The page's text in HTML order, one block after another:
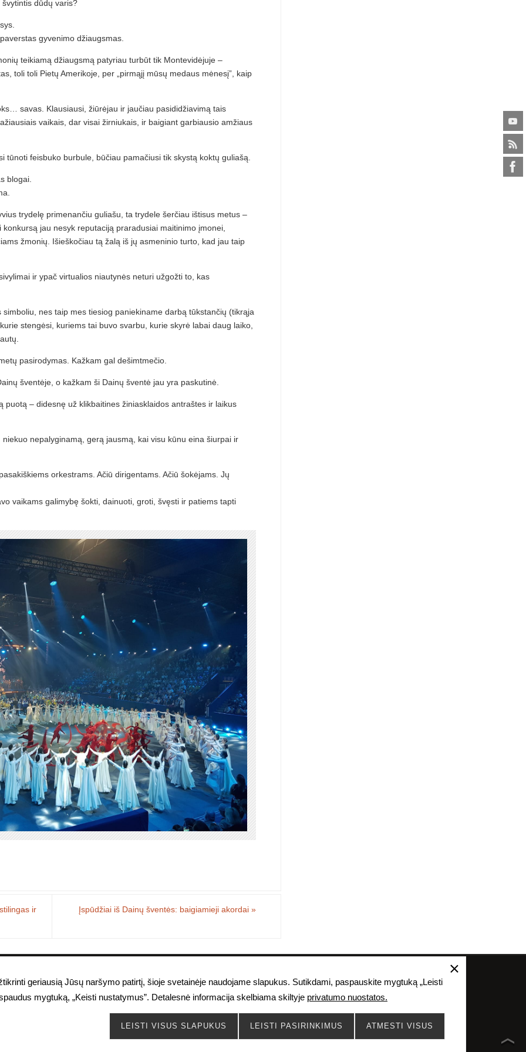
dūdų varis?
gyvenimo džiaugsmas.
teikiamą džiaugsmą patyriau turbūt tik Montevidėjuje –
toli toli Pietų Amerikoje, per „pirmąjį mūsų medaus mėnesį”, kaip
savas. Klausiausi, žiūrėjau ir jaučiau pasididžiavimą tais
vaikais, dar visai žirniukais, ir baigiant garbiausio amžiaus
tūnoti feisbuko burbule, būčiau pamačiusi tik skystą koktų guliašą.
blogai.
trydelę primenančiu guliašu, ta trydele šerčiau ištisus metus –
jau nesyk reputaciją praradusiai maitinimo įmonei,
žmonių. Išieškočiau tą žalą iš jų asmeninio turto, kad jau taip
ir ypač virtualios niautynės neturi užgožti to, kas
nes taip mes tiesiog paniekiname darbą tūkstančių (tikrąja
stengėsi, kuriems tai buvo svarbu, kurie skyrė labai daug laiko,
pasirodymas. Kažkam gal dešimtmečio.
šventėje, o kažkam ši Dainų šventė jau yra paskutinė.
puotą – didesnę už klikbaitines žiniasklaidos antraštes ir laikus
nepalyginamą, gerą jausmą, kai visu kūnu eina šiurpai ir
orkestrams. Ačiū dirigentams. Ačiū šokėjams. Jų
vaikams galimybę šokti, dainuoti, groti, švęsti ir patiems tapti
ir Įspūdžiai iš Dainų šventės: baigiamieji akordai »
geriausią Jūsų naršymo patirtį, šioje svetainėje naudojame slapukus. Sutikdami, paspauskite mygtuką „Leisti
mygtuką, „Keisti nustatymus”. Detalesnė informacija skelbiama skiltyje privatumo nuostatos.
LEISTI VISUS SLAPUKUS LEISTI PASIRINKIMUS ATMESTI VISUS
prieinama atvirai, tiek uždaroms kursų grupėms. Medžiagos kopijavimas, skelbimas, tiražavimas ir kitoks naudojimas
sutikimo baudžiamas pagal LR galiojančius autorių teises ginančius įstatymus.
PARABOLA&WORDPRESS.